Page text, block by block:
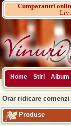
Cumparaturi
Home Stiri Album
Orar ridicare comenzi
Produse